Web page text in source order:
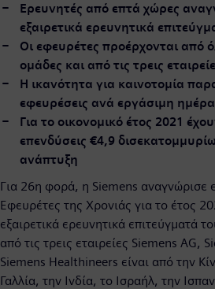
Ερευνητές από επτά χώρες
εξαιρετικά ερευνητικά
Οι εφευρέτες προέρχονται από
ομάδες και από τις τρεις
Η ικανότητα για καινοτομία
εφευρέσεις ανά εργάσιμη ημέρα
Για το οικονομικό έτος 2021
επενδύσεις €4,9
ανάπτυξη
Για 26η φορά, η Siemens αναγνώρισε
Εφευρέτες της Χρονιάς για το έτος
εξαιρετικά ερευνητικά επιτεύγματά
από τις τρεις εταιρείες Siemens AG,
Siemens Healthineers είναι από την
Γαλλία, την Ινδία, το Ισραήλ, την